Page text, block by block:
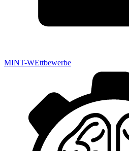
MINT-WEttbewerbe